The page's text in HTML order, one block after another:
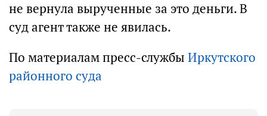
не вернула вырученные за это деньги. В
суд агент также не явилась.
По материалам пресс-службы Иркутского
районного суда